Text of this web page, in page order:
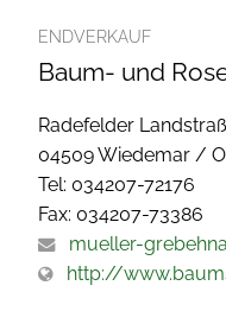
ENDVERKAUF
Baum- und
Radefelder
04509 Wiedemar /
Tel: 034207-72176
Fax: 034207-73386
mueller-
http://